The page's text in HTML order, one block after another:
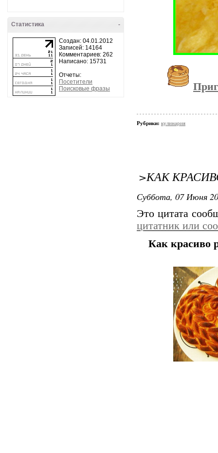
-
Статистика
Создан: 04.01.2012
Записей: 14164
Комментариев: 262
Написано: 15731
Отчеты:
Посетители
Поисковые фразы
Рубрики: кулинария
>КАК
Суббота, 07 Июня
Это цитата
цитатник или
Как красиво